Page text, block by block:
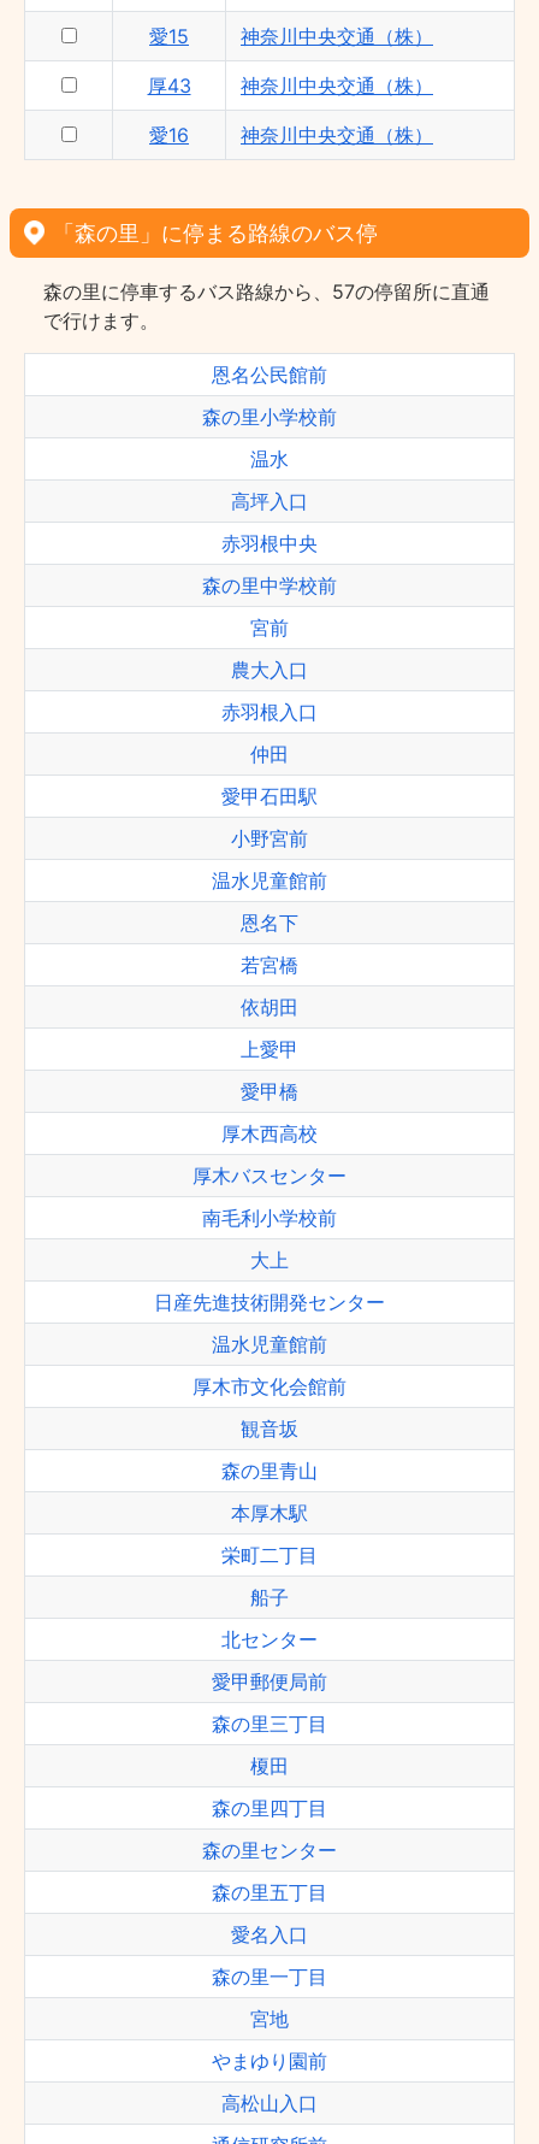
愛15 神奈川中央交通（株）
厚43 神奈川中央交通（株）
愛16 神奈川中央交通（株）
「森の里」に停まる路線のバス停
森の里に停車するバス路線から、57の停留所に直通
で行けます。
恩名公民館前
森の里小学校前
温水
高坪入口
赤羽根中央
森の里中学校前
宮前
農大入口
赤羽根入口
仲田
愛甲石田駅
小野宮前
温水児童館前
恩名下
若宮橋
依胡田
上愛甲
愛甲橋
厚木西高校
厚木バスセンター
南毛利小学校前
大上
日産先進技術開発センター
温水児童館前
厚木市文化会館前
観音坂
森の里青山
本厚木駅
栄町二丁目
船子
北センター
愛甲郵便局前
森の里三丁目
榎田
森の里四丁目
森の里センター
森の里五丁目
愛名入口
森の里一丁目
宮地
やまゆり園前
高松山入口